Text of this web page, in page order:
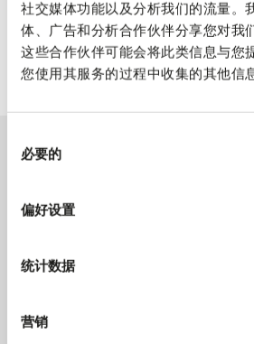
社交媒体功能以及分析我们的流量。
体、广告和分析合作伙伴分享您对我
这些合作伙伴可能会将此类信息与您
您使用其服务的过程中收集的其他信
必要的
偏好设置
统计数据
营销